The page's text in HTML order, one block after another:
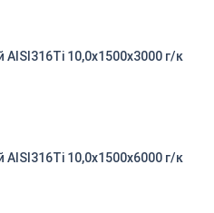
10,0х1500х3000 г/к
10,0х1500х6000 г/к